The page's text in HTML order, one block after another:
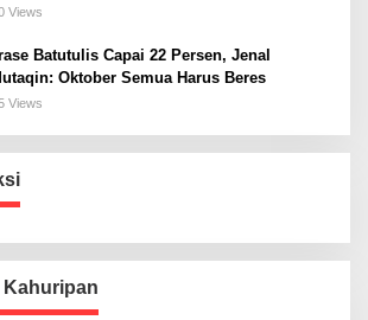
Views
Batutulis Capai 22 Persen, Jenal
Oktober Semua Harus Beres
Views
Kahuripan